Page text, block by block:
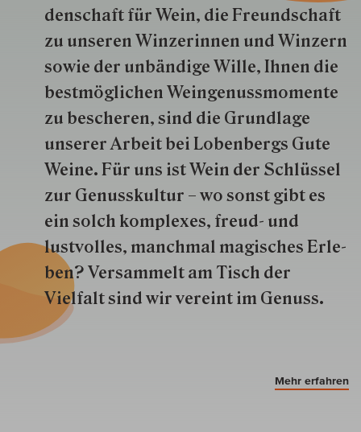
den­schaft für Wein, die Freund­schaft
zu unseren Win­zer­innen und Win­zern
so­wie der un­bän­dige Wille, Ihnen die
best­mög­lich­en Wein­genuss­momente
zu besche­ren, sind die Grund­lage
unserer Arbeit bei Lobenbergs Gute
Weine. Für uns ist Wein der Schlüs­sel
zur Genuss­kultur – wo sonst gibt es
ein solch kom­plexes, freud- und
lustvolles, manchmal ma­gisch­es Er­le­
ben? Versammelt am Tisch der
Vielfalt sind wir ver­eint im Genuss.
Mehr erfahren